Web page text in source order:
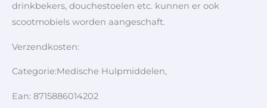
drinkbekers, douchestoelen etc. kunnen er ook
scootmobiels worden aangeschaft.
Verzendkosten:
Categorie:Medische Hulpmiddelen,
Ean: 8715886014202